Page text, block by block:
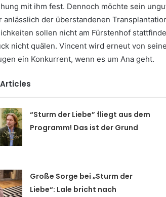
mit ihm fest. Dennoch möchte sein
anlässlich der überstandenen
sollen nicht am Fürstenhof
nicht quälen. Vincent wird erneut von
ein Konkurrent, wenn es um Ana geht.
“Sturm der Liebe” fliegt aus dem
Programm! Das ist der Grund
Große Sorge bei „Sturm der
Liebe“: Lale bricht nach